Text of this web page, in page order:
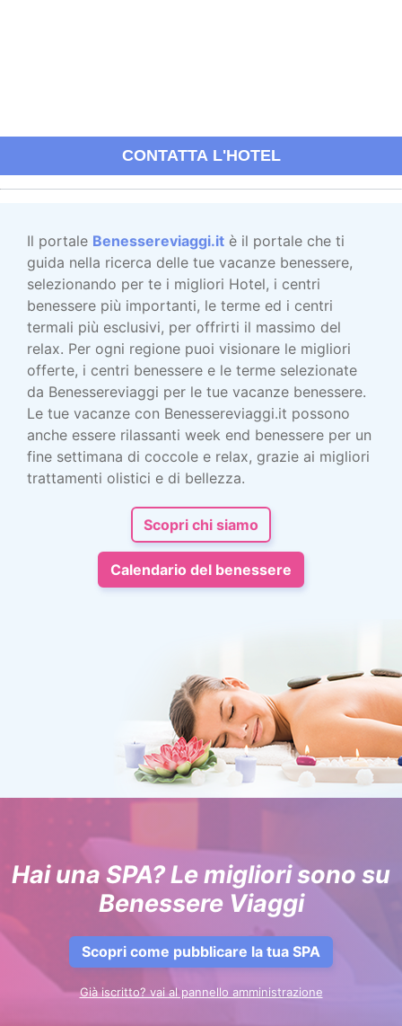
CONTATTA L'HOTEL
Il portale Benessereviaggi.it è il portale che ti
guida nella ricerca delle tue vacanze benessere,
selezionando per te i migliori Hotel, i centri
benessere più importanti, le terme ed i centri
termali più esclusivi, per offrirti il massimo del
relax. Per ogni regione puoi visionare le migliori
offerte, i centri benessere e le terme selezionate
da Benessereviaggi per le tue vacanze benessere.
Le tue vacanze con Benessereviaggi.it possono
anche essere rilassanti week end benessere per un
fine settimana di coccole e relax, grazie ai migliori
trattamenti olistici e di bellezza.
Scopri chi siamo
Calendario del benessere
Hai una SPA? Le migliori sono su
Benessere Viaggi
Scopri come pubblicare la tua SPA
Già iscritto? vai al pannello amministrazione